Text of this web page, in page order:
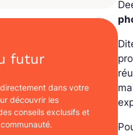
futur
dans votre
découvrir les
conseils exclusifs et